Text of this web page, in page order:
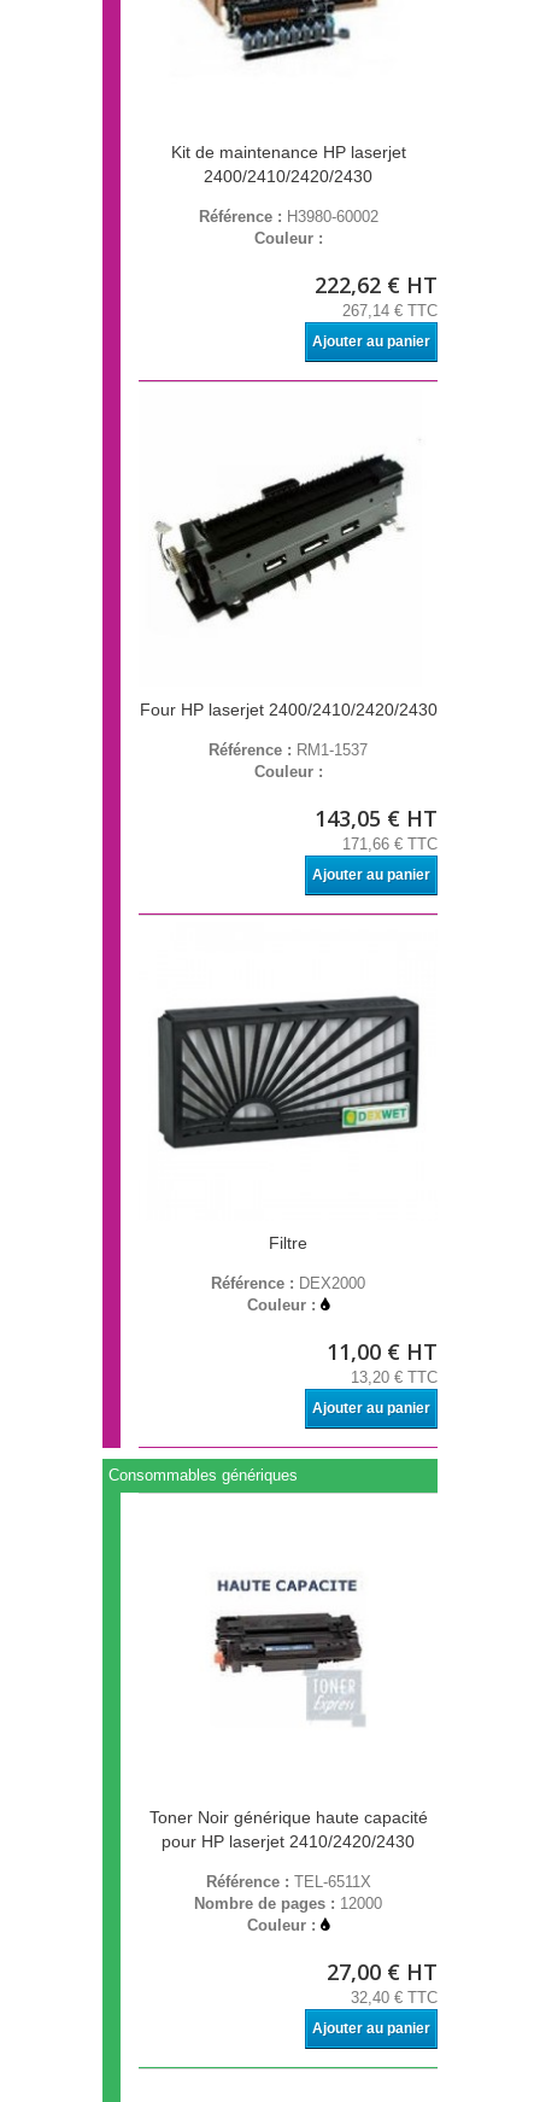
Kit de maintenance HP laserjet
2400/2410/2420/2430
Référence : H3980-60002
Couleur :
222,62 € HT
267,14 € TTC
Ajouter au panier
Four HP laserjet 2400/2410/2420/2430
Référence : RM1-1537
Couleur :
143,05 € HT
171,66 € TTC
Ajouter au panier
Filtre
Référence : DEX2000
Couleur :
11,00 € HT
13,20 € TTC
Ajouter au panier
Consommables génériques
Toner Noir générique haute capacité
pour HP laserjet 2410/2420/2430
Référence : TEL-6511X
Nombre de pages : 12000
Couleur :
27,00 € HT
32,40 € TTC
Ajouter au panier